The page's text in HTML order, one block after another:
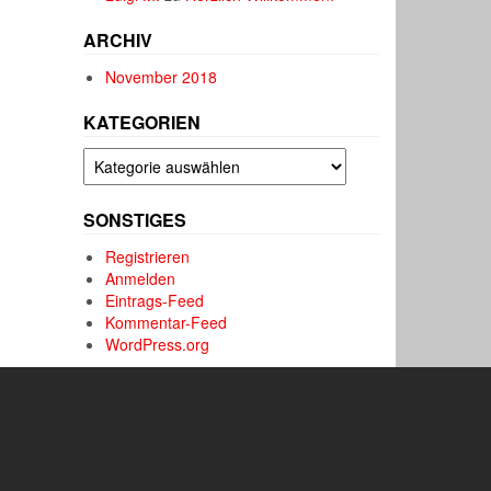
ARCHIV
November 2018
KATEGORIEN
Kategorien
SONSTIGES
Registrieren
Anmelden
Eintrags-Feed
Kommentar-Feed
WordPress.org